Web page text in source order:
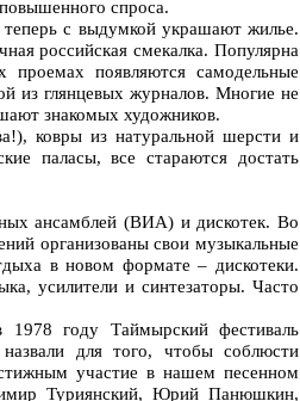
спроса.
с выдумкой украшают жилье.
российская смекалка. Популярна
появляются самодельные
из глянцевых журналов. Многие не
знакомых художников.
ковры из натуральной шерсти и
паласы, все стараются достать
ансамблей (ВИА) и дискотек. Во
организованы свои музыкальные
в новом формате – дискотеки.
усилители и синтезаторы. Часто
году Таймырский фестиваль
для того, чтобы соблюсти
участие в нашем песенном
Туриянский, Юрий Панюшкин,